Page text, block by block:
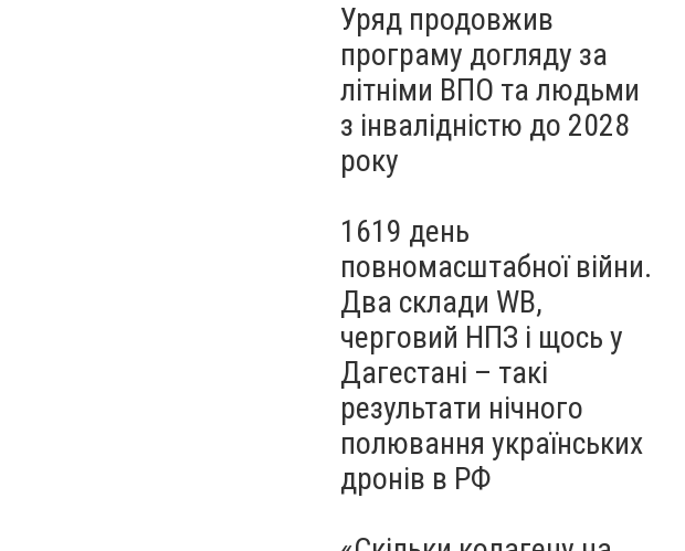
судами право власності на
житло
Уряд продовжив
програму догляду за
літніми ВПО та людьми
з інвалідністю до 2028
року
1619 день
повномасштабної війни.
Два склади WB,
черговий НПЗ і щось у
Дагестані – такі
результати нічного
полювання українських
дронів в РФ